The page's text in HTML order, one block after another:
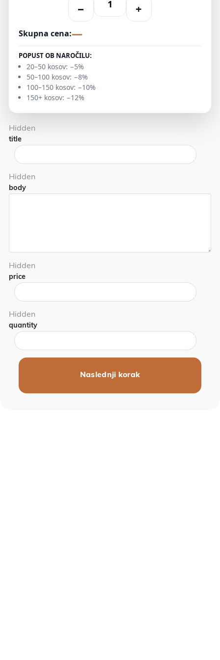
− +
Skupna cena:—
POPUST OB NAROČILU:
20–50 kosov: −5%
50–100 kosov: −8%
100–150 kosov: −10%
150+ kosov: −12%
Hidden
title
Hidden
body
Hidden
price
Hidden
quantity